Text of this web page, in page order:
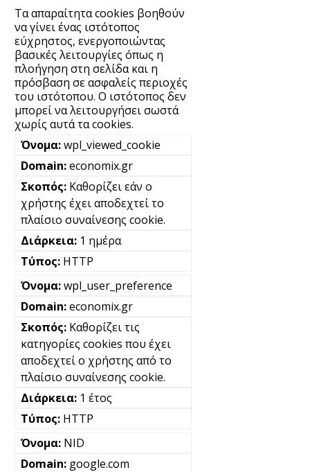
Τα απαραίτητα cookies βοηθούν
να γίνει ένας ιστότοπος
εύχρηστος, ενεργοποιώντας
βασικές λειτουργίες όπως η
πλοήγηση στη σελίδα και η
πρόσβαση σε ασφαλείς περιοχές
του ιστότοπου. Ο ιστότοπος δεν
μπορεί να λειτουργήσει σωστά
χωρίς αυτά τα cookies.
wpl_viewed_cookie
economix.gr
Καθορίζει εάν ο
χρήστης έχει αποδεχτεί το
πλαίσιο συναίνεσης cookie.
1 ημέρα
HTTP
wpl_user_preference
economix.gr
Καθορίζει τις
κατηγορίες cookies που έχει
αποδεχτεί ο χρήστης από το
πλαίσιο συναίνεσης cookie.
1 έτος
HTTP
NID
google.com